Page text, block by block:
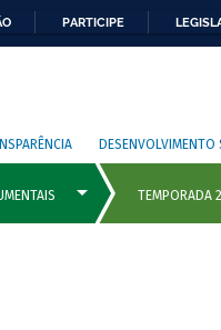
PARTICIPE
DESENVOLVIMENTO